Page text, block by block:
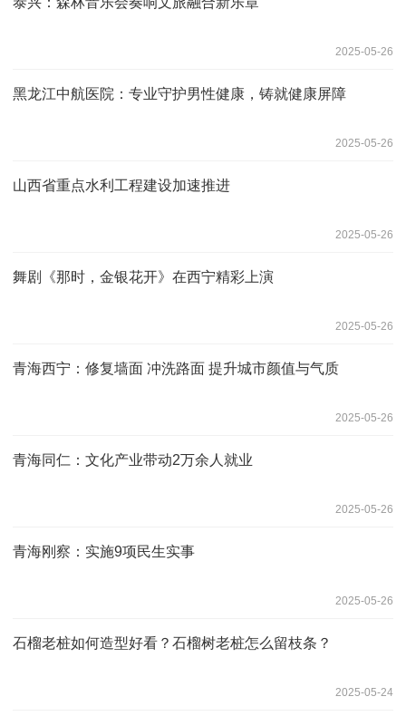
2025-05-26
黑龙江中航医院：专业守护男性健康，铸就健康屏障
2025-05-26
山西省重点水利工程建设加速推进
2025-05-26
舞剧《那时，金银花开》在西宁精彩上演
2025-05-26
青海西宁：修复墙面 冲洗路面 提升城市颜值与气质
2025-05-26
青海同仁：文化产业带动2万余人就业
2025-05-26
青海刚察：实施9项民生实事
2025-05-26
石榴老桩如何造型好看？石榴树老桩怎么留枝条？
2025-05-24